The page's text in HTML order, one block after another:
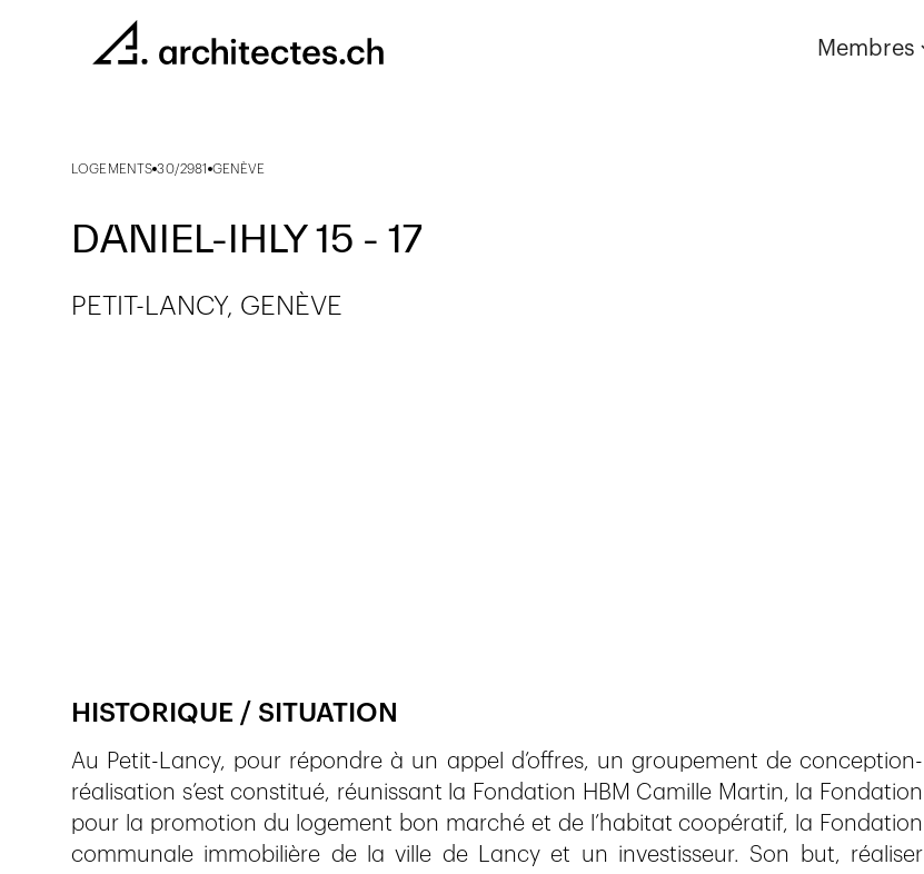
Membres
LOGEMENTS 30/2981 GENÈVE
DANIEL-IHLY 15 - 17
PETIT-LANCY, GENÈVE
HISTORIQUE / SITUATION
Au Petit-Lancy, pour répondre à un appel d’offres, un groupement de conception-
réalisation s’est constitué, réunissant la Fondation HBM Camille Martin, la Fondation
pour la promotion du logement bon marché et de l’habitat coopératif, la Fondation
communale immobilière de la ville de Lancy et un investisseur. Son but, réaliser